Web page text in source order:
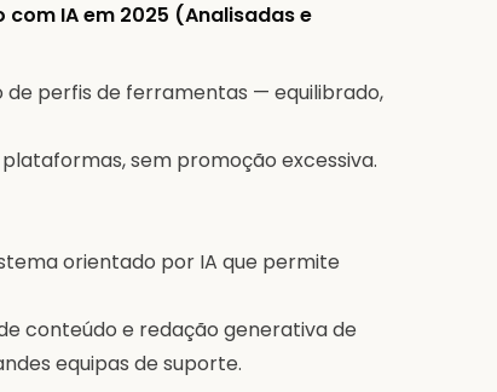
IA em 2025 (Analisadas e
perfis de ferramentas — equilibrado,
sem promoção excessiva.
orientado por IA que permite
conteúdo e redação generativa de
equipas de suporte.